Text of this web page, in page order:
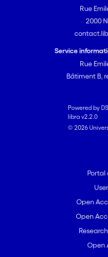
Rue
2000
Service
Rue
Bâtiment B,
Powered by
libra v2.2.0
© 2026
Portal
Open
Open
Open